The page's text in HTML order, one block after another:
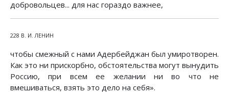
добровольцев... для нас гораздо важнее,
228 В. И. ЛЕНИН
чтобы смежный с нами Адербейджан был умиротворен.
Как это ни прискорбно, обстоятельства могут вынудить
Россию, при всем ее желании ни во что не
вмешиваться, взять это дело на себя».